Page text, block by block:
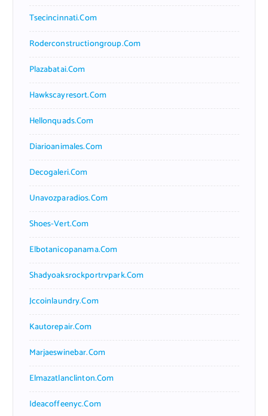
Tsecincinnati.com
Roderconstructiongroup.com
Plazabatai.com
Hawkscayresort.com
Hellonquads.com
Diarioanimales.com
Decogaleri.com
Unavozparadios.com
Shoes-Vert.com
Elbotanicopanama.com
Shadyoaksrockportrvpark.com
Jccoinlaundry.com
Kautorepair.com
Marjaeswinebar.com
Elmazatlanclinton.com
Ideacoffeenyc.com